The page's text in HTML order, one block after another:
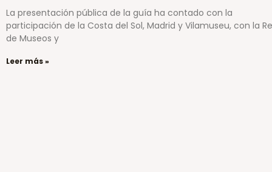
La presentación pública de la guía ha contado con la
participación de la Costa del Sol, Madrid y Vilamuseu, con la
de Museos y
Leer más »